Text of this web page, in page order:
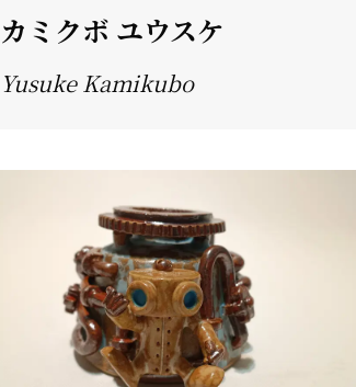
カミクボ ユウスケ
Yusuke Kamikubo